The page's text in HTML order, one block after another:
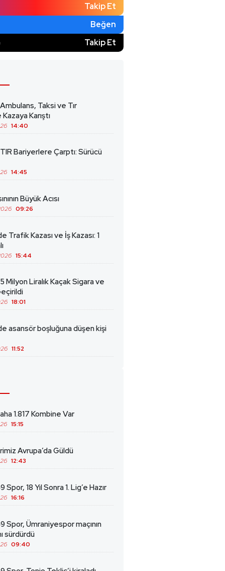
Takip Et
Beğen
Takip Et
Taksi ve Tır
Karıştı
14:40
Bariyerlere Çarptı: Sürücü
14:45
Büyük Acısı
09:26
Trafik Kazası ve İş Kazası: 1
15:44
Milyon Liralık Kaçak Sigara ve
18:01
asansör boşluğuna düşen kişi
11:52
1.817 Kombine Var
15:15
Avrupa’da Güldü
12:43
Spor, 18 Yıl Sonra 1. Lig’e Hazır
16:16
Spor, Ümraniyespor maçının
sürdürdü
09:40